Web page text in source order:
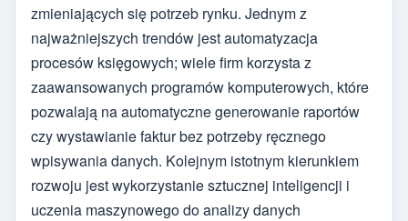
zmieniających się potrzeb rynku. Jednym z
najważniejszych trendów jest automatyzacja
procesów księgowych; wiele firm korzysta z
zaawansowanych programów komputerowych, które
pozwalają na automatyczne generowanie raportów
czy wystawianie faktur bez potrzeby ręcznego
wpisywania danych. Kolejnym istotnym kierunkiem
rozwoju jest wykorzystanie sztucznej inteligencji i
uczenia maszynowego do analizy danych